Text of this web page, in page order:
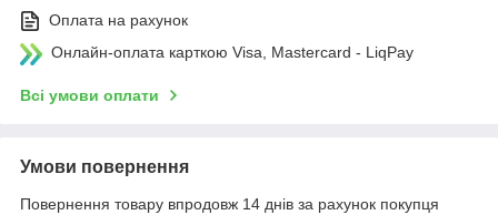
Оплата на рахунок
Онлайн-оплата карткою Visa, Mastercard - LiqPay
Всі умови оплати
Умови повернення
Повернення товару впродовж 14 днів за рахунок покупця